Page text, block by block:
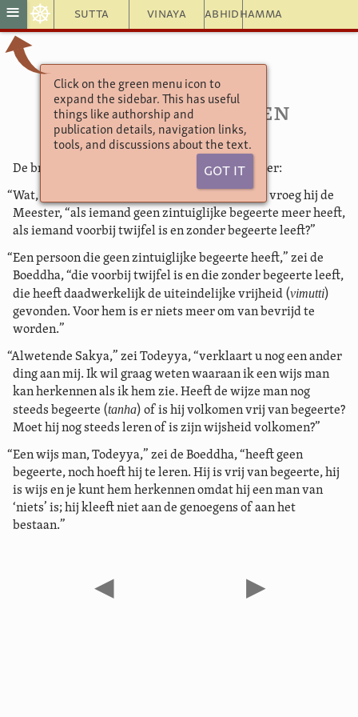
Sutta Vinaya Abhidhamma
≡ ☸
Click on the green menu icon to
expand the sidebar. This has useful
things like authorship and
publication details, navigation links,
tools, and discussions about the text.
Got It
Sutta Nipāta 5.10
Todeyya's vragen
De brahmaan Todeyya was de volgende spreker:
“Wat, Eerwaarde Heer, is de aard van vrijheid” vroeg hij de
Meester, “als iemand geen zintuiglijke begeerte meer heeft,
als iemand voorbij twijfel is en zonder begeerte leeft?”
“Een persoon die geen zintuiglijke begeerte heeft,” zei de
Boeddha, “die voorbij twijfel is en die zonder begeerte leeft,
die heeft daadwerkelijk de uiteindelijke vrijheid (vimutti)
gevonden. Voor hem is er niets meer om van bevrijd te
worden.”
“Alwetende Sakya,” zei Todeyya, “verklaart u nog een ander
ding aan mij. Ik wil graag weten waaraan ik een wijs man
kan herkennen als ik hem zie. Heeft de wijze man nog
steeds begeerte (tanha) of is hij volkomen vrij van begeerte?
Moet hij nog steeds leren of is zijn wijsheid volkomen?”
“Een wijs man, Todeyya,” zei de Boeddha, “heeft geen
begeerte, noch hoeft hij te leren. Hij is vrij van begeerte, hij
is wijs en je kunt hem herkennen omdat hij een man van
‘niets’ is; hij kleeft niet aan de genoegens of aan het
bestaan.”
◀ ▶